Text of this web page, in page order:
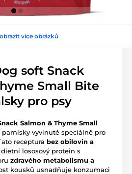
více obrázků
soft Snack
Small Bite
pro psy
Salmon & Thyme Small
vyvinuté speciálně pro
receptura bez obilovin a
lososový protein s
zdravého metabolismu a
kousků usnadňuje konzumaci